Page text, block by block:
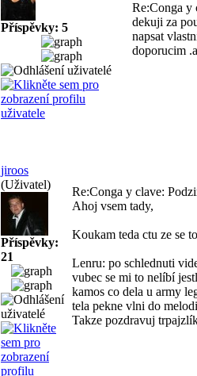
Příspěvky: 5
Re:Conga y
dekuji za
napsat
doporucim
jiroos
(Uživatel)
Příspěvky:
21
Re:Conga y clave:
Ahoj vsem tady,
Koukam teda ctu ze se
Lenru: po schlednuti
vubec se mi to nelíbí
kamos co dela u army
tela pekne vlni do
Takze pozdravuj